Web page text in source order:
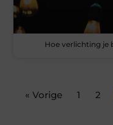
Hoe verlichting je
« Vorige 1 2